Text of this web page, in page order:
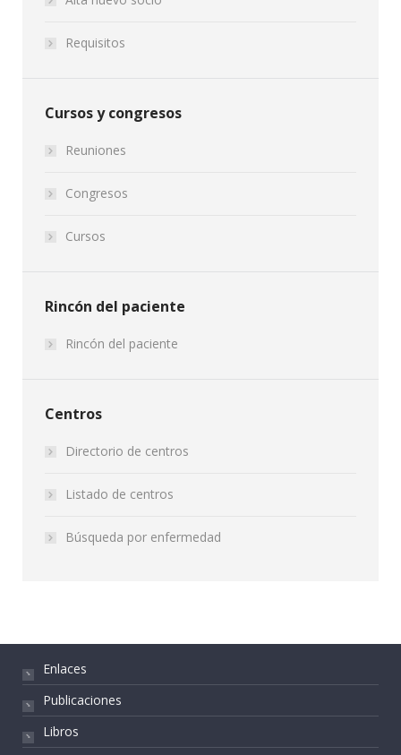
Requisitos
Cursos y congresos
Reuniones
Congresos
Cursos
Rincón del paciente
Rincón del paciente
Centros
Directorio de centros
Listado de centros
Búsqueda por enfermedad
Enlaces
Publicaciones
Libros